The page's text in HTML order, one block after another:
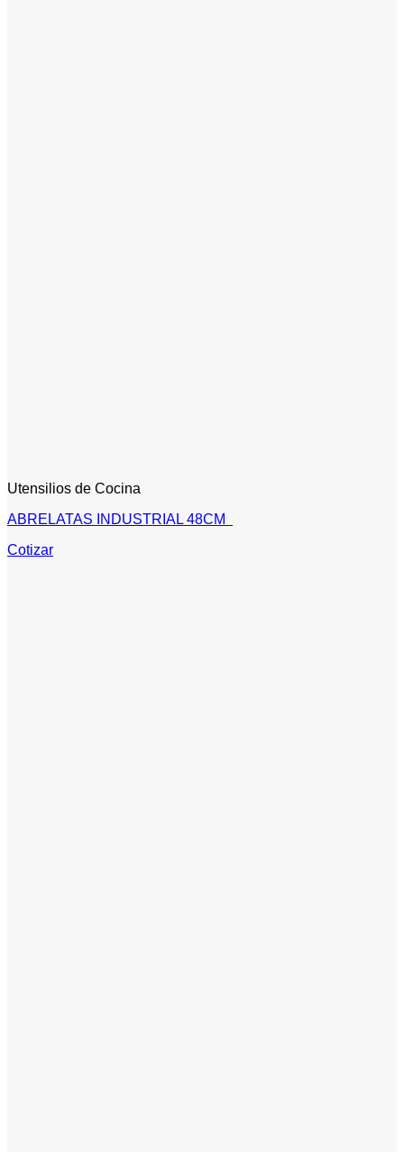
Utensilios de Cocina
ABRELATAS INDUSTRIAL 48CM
Cotizar